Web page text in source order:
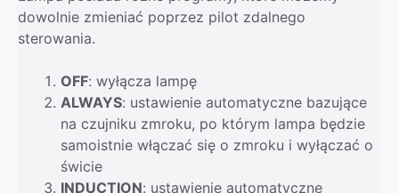
dowolnie zmieniać poprzez pilot zdalnego
sterowania.
OFF: wyłącza lampę
ALWAYS: ustawienie automatyczne bazujące
na czujniku zmroku, po którym lampa będzie
samoistnie włączać się o zmroku i wyłączać o
świcie
INDUCTION: ustawienie automatyczne